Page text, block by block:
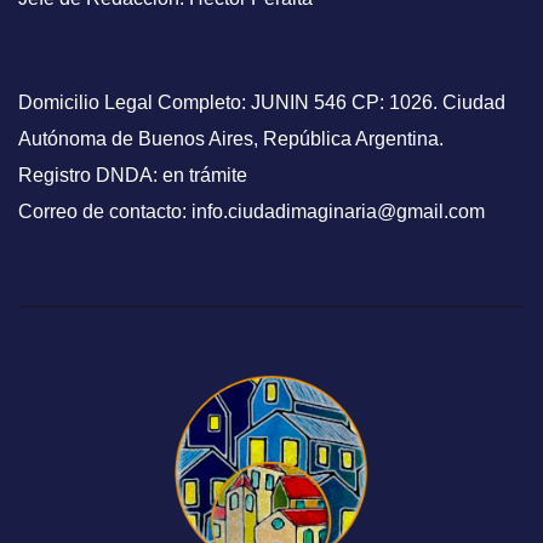
Domicilio Legal Completo: JUNIN 546 CP: 1026. Ciudad
Autónoma de Buenos Aires, República Argentina.
Registro DNDA: en trámite
Correo de contacto: info.ciudadimaginaria@gmail.com